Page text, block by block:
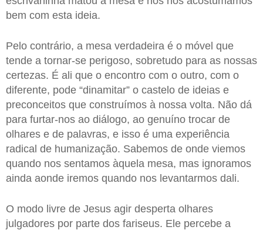
bem com esta ideia.
Pelo contrário, a mesa verdadeira é o móvel que
tende a tornar-se perigoso, sobretudo para as nossas
certezas. É ali que o encontro com o outro, com o
diferente, pode “dinamitar” o castelo de ideias e
preconceitos que construímos à nossa volta. Não dá
para furtar-nos ao diálogo, ao genuíno trocar de
olhares e de palavras, e isso é uma experiência
radical de humanização. Sabemos de onde viemos
quando nos sentamos àquela mesa, mas ignoramos
ainda aonde iremos quando nos levantarmos dali.
O modo livre de Jesus agir desperta olhares
julgadores por parte dos fariseus. Ele percebe a